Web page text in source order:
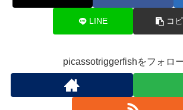
LINE コ
picassotriggerfishをフォロ